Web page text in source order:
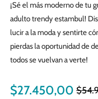
¡Sé el más moderno de tu
adulto trendy estambul!
lucir a la moda y sentirte
pierdas la oportunidad de
todos se vuelvan a verte!
$27.450,00 Precio